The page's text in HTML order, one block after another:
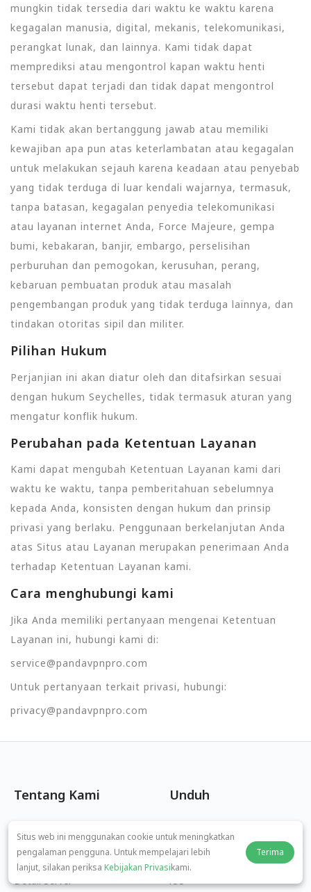
mungkin tidak tersedia dari waktu ke waktu karena
kegagalan manusia, digital, mekanis, telekomunikasi,
perangkat lunak, dan lainnya. Kami tidak dapat
memprediksi atau mengontrol kapan waktu henti
tersebut dapat terjadi dan tidak dapat mengontrol
durasi waktu henti tersebut.
Kami tidak akan bertanggung jawab atau memiliki
kewajiban apa pun atas keterlambatan atau kegagalan
untuk melakukan sejauh karena keadaan atau penyebab
yang tidak terduga di luar kendali wajarnya, termasuk,
tanpa batasan, kegagalan penyedia telekomunikasi
atau layanan internet Anda, Force Majeure, gempa
bumi, kebakaran, banjir, embargo, perselisihan
perburuhan dan pemogokan, kerusuhan, perang,
kebaruan pembuatan produk atau masalah
pengembangan produk yang tidak terduga lainnya, dan
tindakan otoritas sipil dan militer.
Pilihan Hukum
Perjanjian ini akan diatur oleh dan ditafsirkan sesuai
dengan hukum Seychelles, tidak termasuk aturan yang
mengatur konflik hukum.
Perubahan pada Ketentuan Layanan
Kami dapat mengubah Ketentuan Layanan kami dari
waktu ke waktu, tanpa pemberitahuan sebelumnya
kepada Anda, konsisten dengan hukum dan prinsip
privasi yang berlaku. Penggunaan berkelanjutan Anda
atas Situs atau Layanan merupakan penerimaan Anda
terhadap Ketentuan Layanan kami.
Cara menghubungi kami
Jika Anda memiliki pertanyaan mengenai Ketentuan
Layanan ini, hubungi kami di:
service@pandavpnpro.com
Untuk pertanyaan terkait privasi, hubungi:
privacy@pandavpnpro.com
Tentang Kami
Ketentuan Layanan
Detail Server
Unduh
macOS
iOS
Situs web ini menggunakan cookie untuk meningkatkan
pengalaman pengguna. Untuk mempelajari lebih
lanjut, silakan periksa Kebijakan Privasikami.
Terima